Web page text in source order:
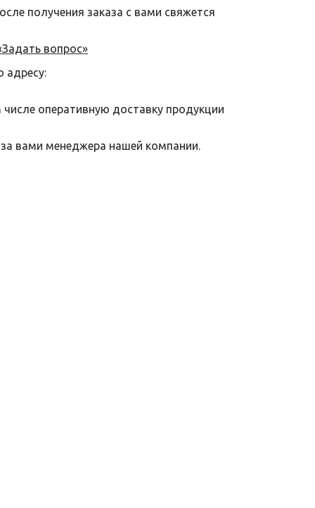
получения заказа с вами свяжется
вопрос»
адресу:
оперативную доставку продукции
вами менеджера нашей компании.